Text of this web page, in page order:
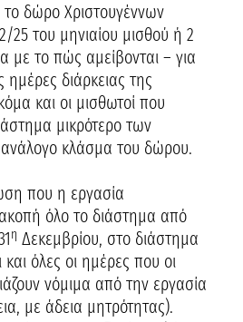
δώρο Χριστουγέννων
25 του μηνιαίου μισθού ή 2
με το πώς αμείβονται – για
ημέρες διάρκειας της
και οι μισθωτοί που
μικρότερο των
ανάλογο κλάσμα του δώρου.
που η εργασία
όλο το διάστημα από
η Δεκεμβρίου, στο διάστημα
και όλες οι ημέρες που οι
νόμιμα από την εργασία
με άδεια μητρότητας).